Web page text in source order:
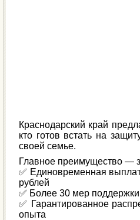
Краснодарский край
кто готов встать на
своей семье.
Главное преимущество —
✅ Единовременная
рублей
✅ Более 30 мер
✅ Гарантированное
опыта